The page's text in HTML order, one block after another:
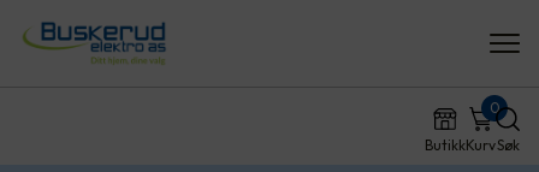
ButikkKurv
0
Søk